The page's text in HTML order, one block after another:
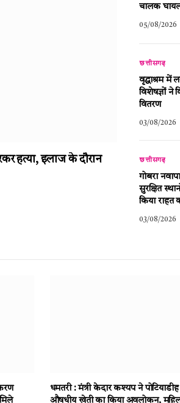
हत्या, इलाज के दौरान
चालक
05/08/2026
छत्तीसगढ़
वृद्धाश्रम में
विशेषज्ञों ने
वितरण
03/08/2026
छत्तीसगढ़
गोबरा
सुरक्षित
किया राहत
03/08/2026
धमतरी : मंत्री केदार कश्यप ने
औषधीय खेती का किया अवलोकन,